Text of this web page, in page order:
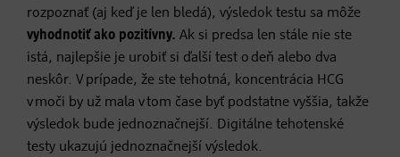
rozpoznať (aj keď je len bledá), výsledok testu sa môže
vyhodnotiť ako pozitívny. Ak si predsa len stále nie ste
istá, najlepšie je urobiť si ďalší test o deň alebo dva
neskôr. V prípade, že ste tehotná, koncentrácia HCG
v moči by už mala v tom čase byť podstatne vyššia, takže
výsledok bude jednoznačnejší. Digitálne tehotenské
testy ukazujú jednoznačnejší výsledok.